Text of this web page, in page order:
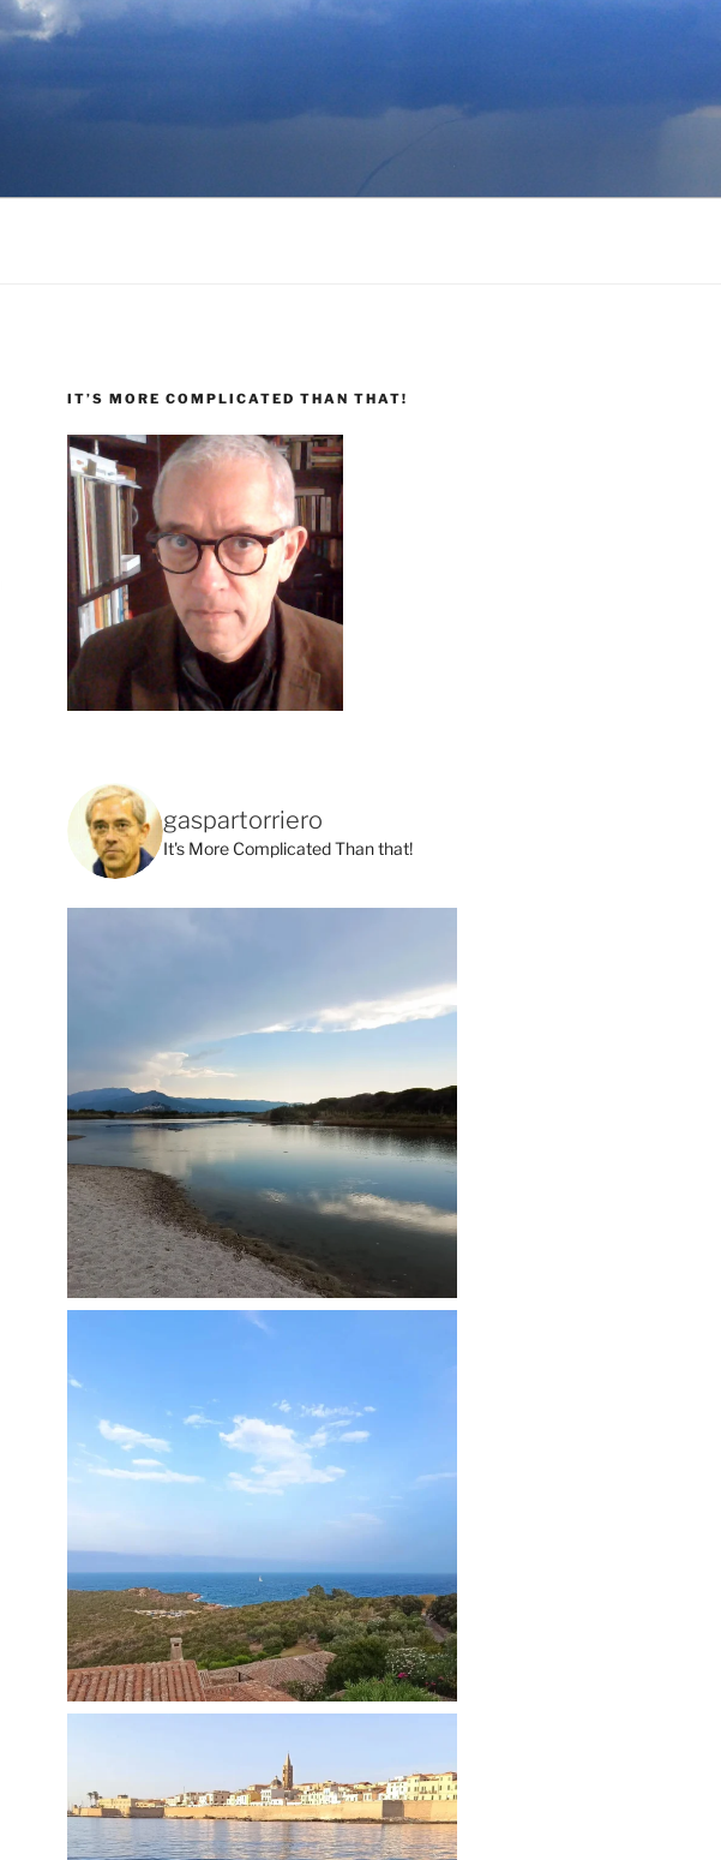
IT’S MORE COMPLICATED THAN THAT!
gaspartorriero
It's More Complicated Than that!